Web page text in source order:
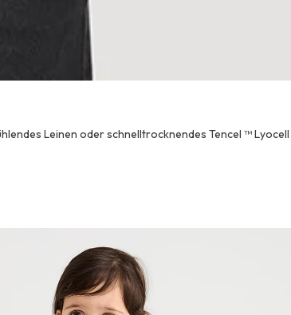
Leinen oder schnelltrocknendes Tencel ™